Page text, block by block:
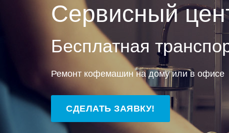
Сервисный
Бесплатная
Ремонт кофемашин на дому или в офисе
СДЕЛАТЬ ЗАЯВКУ!